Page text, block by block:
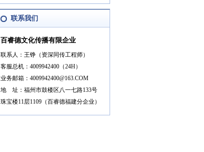
联系我们
百睿德文化传播有限企业
联系人：王铮（资深同传工程师）
客服总机：4009942400（24H）
业务邮箱：4009942400@163.COM
地 址：福州市鼓楼区八一七路133号
珠宝楼11层1109（百睿德福建分企业）